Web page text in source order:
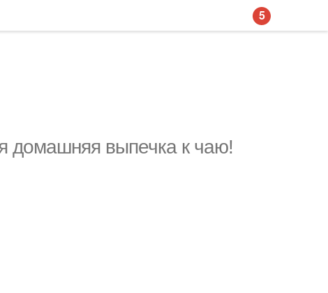
домашняя выпечка к чаю!
5